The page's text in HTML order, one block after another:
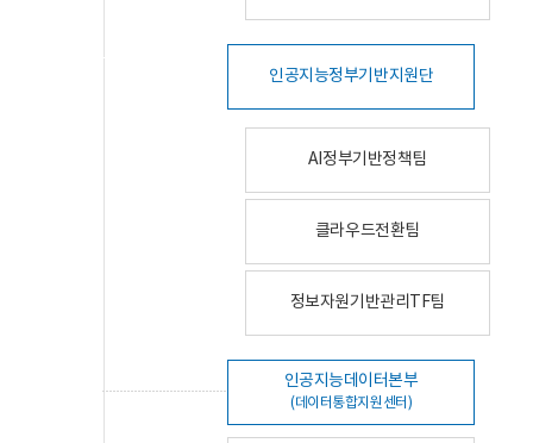
인공지능정부기반지원단
AI정부기반정책팀
클라우드전환팀
정보자원기반관리TF팀
인공지능데이터본부
(데이터통합지원센터)